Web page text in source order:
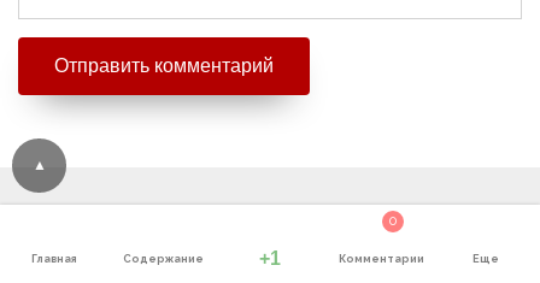
Главная Содержание +1 Комментарии
0
Еще